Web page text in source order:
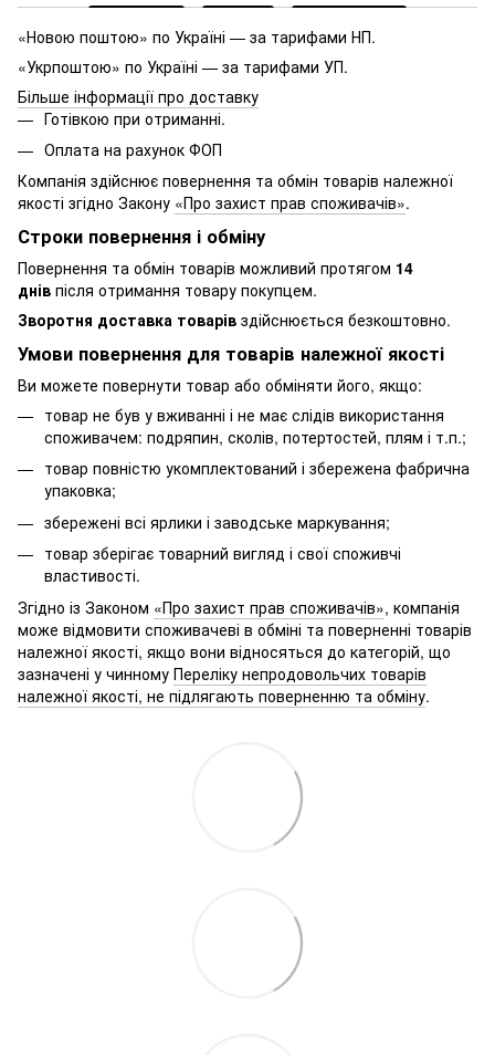
«Новою поштою» по Україні — за тарифами НП.
«Укрпоштою» по Україні — за тарифами УП.
Більше інформації про доставку
Готівкою при отриманні.
Оплата на рахунок ФОП
Компанія здійснює повернення та обмін товарів належної
якості згідно Закону «Про захист прав споживачів».
Строки повернення і обміну
Повернення та обмін товарів можливий протягом 14
днів після отримання товару покупцем.
Зворотня доставка товарів здійснюється безкоштовно.
Умови повернення для товарів належної якості
Ви можете повернути товар або обміняти його, якщо:
товар не був у вживанні і не має слідів використання
споживачем: подряпин, сколів, потертостей, плям і т.п.;
товар повністю укомплектований і збережена фабрична
упаковка;
збережені всі ярлики і заводське маркування;
товар зберігає товарний вигляд і свої споживчі
властивості.
Згідно із Законом «Про захист прав споживачів», компанія
може відмовити споживачеві в обміні та поверненні товарів
належної якості, якщо вони відносяться до категорій, що
зазначені у чинному Переліку непродовольчих товарів
належної якості, не підлягають поверненню та обміну.